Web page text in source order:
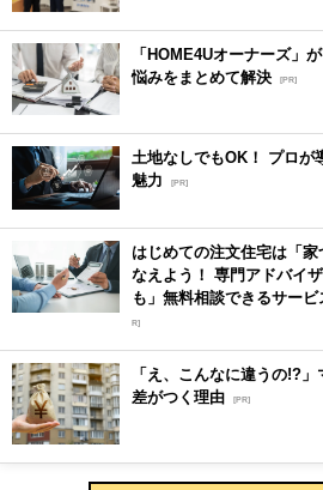
「HOME4Uオーナーズ」
悩みをまとめて解決 [PR]
土地なしでもOK！ プロが
魅力
[PR]
はじめての注文住宅は「
なえよう！ 専門アドバイ
も」無料相談できるサー
R]
「え、こんなに違うの!?
差がつく理由 [PR]